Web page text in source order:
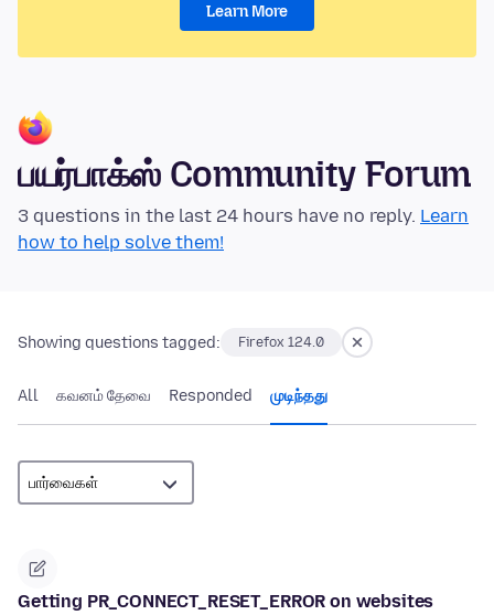
Learn More
பயர்பாக்ஸ் Community Forum
3 questions in the last 24 hours have no reply. Learn
how to help solve them!
Showing questions tagged: Firefox 124.0
All கவனம் தேவை Responded முடிந்தது
Getting PR_CONNECT_RESET_ERROR on websites